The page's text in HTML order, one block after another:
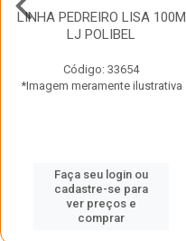
LINHA PEDREIRO LISA 100M
LJ POLIBEL
Código: 33654
*Imagem meramente ilustrativa
Faça seu login ou
cadastre-se para
ver preços e
comprar